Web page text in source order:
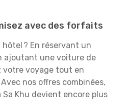
avec des forfaits
? En réservant un
ajoutant une voiture de
votre voyage tout en
nos offres combinées,
Khu devient encore plus